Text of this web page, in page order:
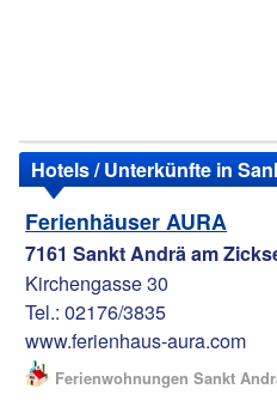
Hotels / Unterkünfte in
Ferienhäuser AURA
7161 Sankt Andrä am
Kirchengasse 30
Tel.: 02176/3835
www.ferienhaus-aura.com
Ferienwohnungen Sankt